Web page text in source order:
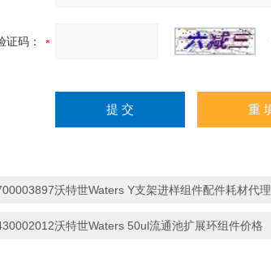
证码：
沃特世Waters Y支架进样组件配件耗材代理
沃特世Waters 50ul流通池扩展环组件价格